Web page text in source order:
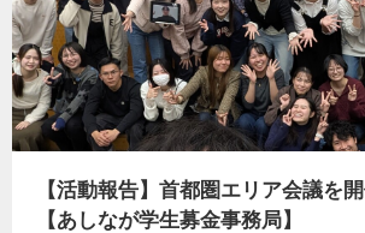
【活動報告】首都圏エリア会議を
【あしなが学生募金事務局】